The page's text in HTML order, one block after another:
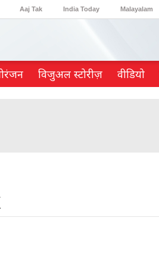
Aaj Tak India Today Malayalam
विजुअल स्टोरीज़ वीडियो